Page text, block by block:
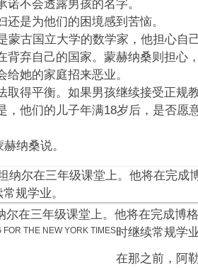
诺不会透露男孩的名字。
还是为他们的困境感到苦恼。
蒙古国立大学的数学家，他担心自
背弃自己的国家。蒙赫纳桑则担心
她的家庭招来恶业。
取得平衡。如果男孩继续接受正规
，他们的儿子年满18岁后，是否愿
纳桑说。
尔在三年级课堂上。他将在完成博
时继续常规学
FOR THE NEW YORK TIMES
在那之前，阿